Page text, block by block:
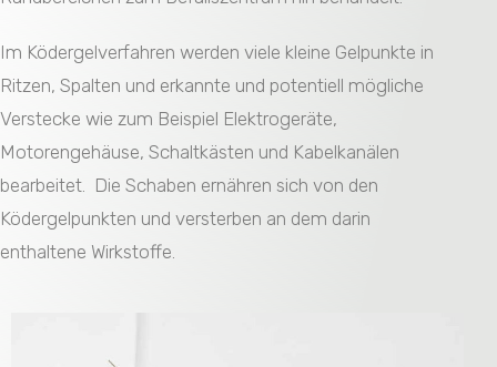
Im Ködergelverfahren werden viele kleine Gelpunkte in
Ritzen, Spalten und erkannte und potentiell mögliche
Verstecke wie zum Beispiel Elektrogeräte,
Motorengehäuse, Schaltkästen und Kabelkanälen
bearbeitet. Die Schaben ernähren sich von den
Ködergelpunkten und versterben an dem darin
enthaltene Wirkstoffe.